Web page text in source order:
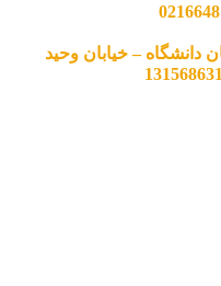
دانشگاه – خیابان وحید